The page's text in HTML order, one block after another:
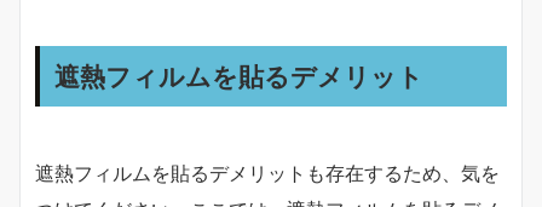
遮熱フィルムを貼るデメリット
遮熱フィルムを貼るデメリットも存在するため、気を